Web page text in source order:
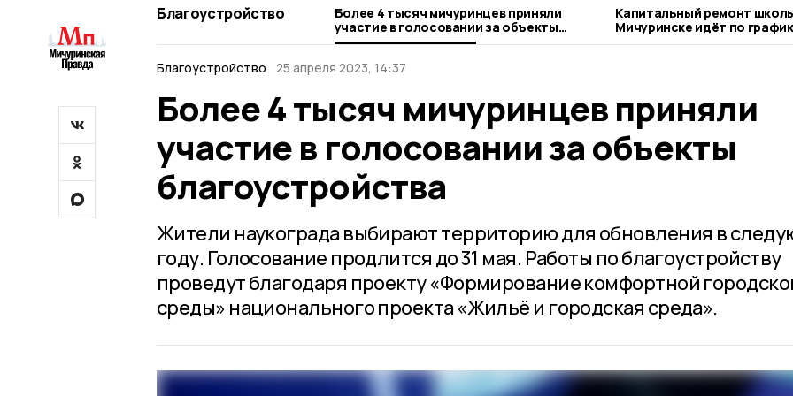
Благоустройство
Более 4 тысяч мичуринцев приняли
участие в голосовании за объекты
благоустройства
Капитальный ремонт
Мичуринске идёт по
Благоустройство
25 апреля 2023, 14:37
Более 4 тысяч мичуринцев приняли
участие в голосовании за объекты
благоустройства
Жители наукограда выбирают территорию для обновления в
году. Голосование продлится до 31 мая. Работы по благоустройству
проведут благодаря проекту «Формирование комфортной
среды» национального проекта «Жильё и городская среда».